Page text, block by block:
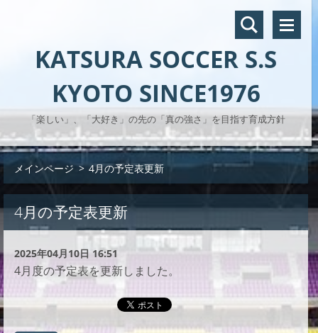
KATSURA SOCCER S.S
KYOTO SINCE1976
「楽しい」、「大好き」の先の「真の強さ」を目指す育成方針
メインページ > 4月の予定表更新
4月の予定表更新
2025年04月10日 16:51
4月度の予定表を更新しました。